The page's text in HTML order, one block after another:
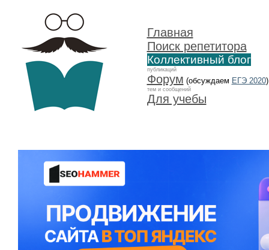
Главная
Поиск репетитора
Коллективный блог
публикаций
Форум (обсуждаем ЕГЭ 2020)
тем и сообщений
Для учебы